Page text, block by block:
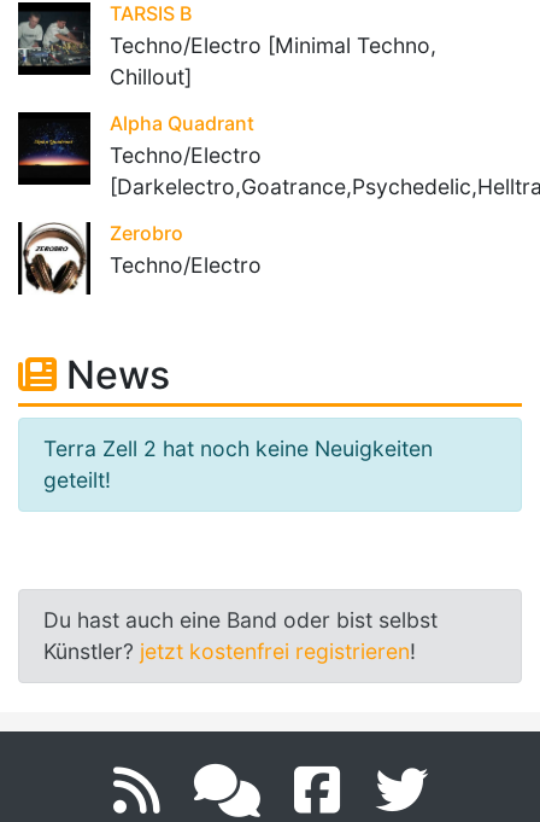
TARSIS B
Techno/Electro [Minimal Techno,
Chillout]
Alpha Quadrant
Techno/Electro
Zerobro
Techno/Electro
News
Terra Zell 2 hat noch keine Neuigkeiten
geteilt!
Du hast auch eine Band oder bist selbst
Künstler? jetzt kostenfrei registrieren!